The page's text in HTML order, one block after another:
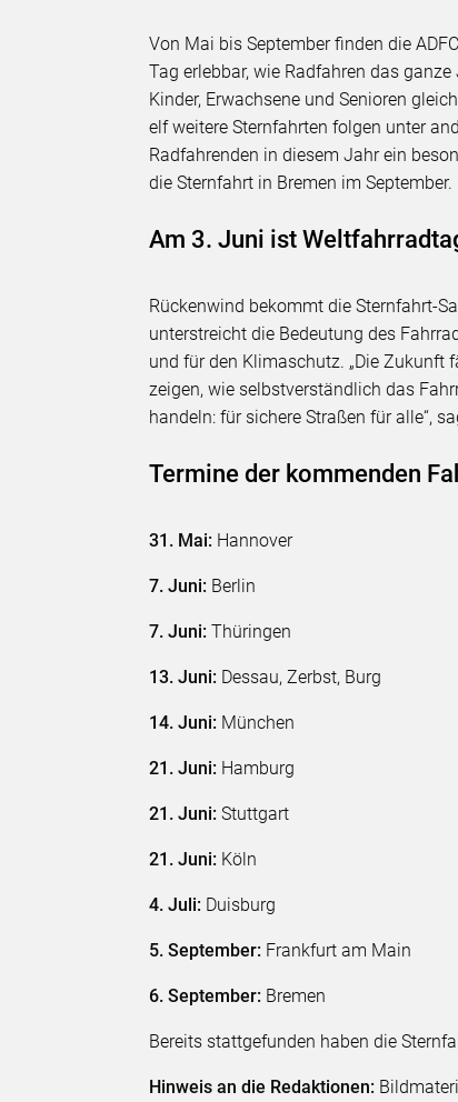
Von Mai bis September finden die
Tag erlebbar, wie Radfahren das
Kinder, Erwachsene und Senioren
elf weitere Sternfahrten folgen unter
Radfahrenden in diesem Jahr ein
die Sternfahrt in Bremen im September.
Am 3. Juni ist
Rückenwind bekommt die Sternfahrt-
unterstreicht die Bedeutung des
und für den Klimaschutz. „Die Zukunft
zeigen, wie selbstverständlich das
handeln: für sichere Straßen für alle“,
Termine der kommenden
31. Mai: Hannover
7. Juni: Berlin
7. Juni:Thüringen
13. Juni: Dessau, Zerbst, Burg
14. Juni: München
21. Juni: Hamburg
21. Juni: Stuttgart
21. Juni: Köln
4. Juli: Duisburg
5. September: Frankfurt am Main
6. September: Bremen
Bereits stattgefunden haben die
Hinweis an die Redaktionen: